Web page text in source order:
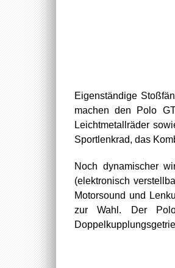
Eigenständige
machen den Polo
Leichtmetallräder
Sportlenkrad, das
Noch dynamischer
(elektronisch
Motorsound und
zur Wahl. Der